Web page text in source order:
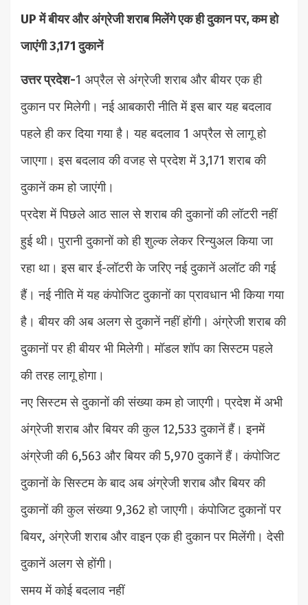
UP में बीयर और अंग्रेजी शराब मिलेंगे एक ही दुकान पर, कम हो
जाएंगी 3,171 दुकानें
उत्तर प्रदेश-1 अप्रैल से अंग्रेजी शराब और बीयर एक ही
दुकान पर मिलेगी। नई आबकारी नीति में इस बार यह बदलाव
पहले ही कर दिया गया है। यह बदलाव 1 अप्रैल से लागू हो
जाएगा। इस बदलाव की वजह से प्रदेश में 3,171 शराब की
दुकानें कम हो जाएंगी।
प्रदेश में पिछले आठ साल से शराब की दुकानों की लॉटरी नहीं
हुई थी। पुरानी दुकानों को ही शुल्क लेकर रिन्युअल किया जा
रहा था। इस बार ई-लॉटरी के जरिए नई दुकानें अलॉट की गई
हैं। नई नीति में यह कंपोजिट दुकानों का प्रावधान भी किया गया
है। बीयर की अब अलग से दुकानें नहीं होंगी। अंग्रेजी शराब की
दुकानों पर ही बीयर भी मिलेगी। मॉडल शॉप का सिस्टम पहले
की तरह लागू होगा।
नए सिस्टम से दुकानों की संख्या कम हो जाएगी। प्रदेश में अभी
अंग्रेजी शराब और बियर की कुल 12,533 दुकानें हैं। इनमें
अंग्रेजी की 6,563 और बियर की 5,970 दुकानें हैं। कंपोजिट
दुकानों के सिस्टम के बाद अब अंग्रेजी शराब और बियर की
दुकानों की कुल संख्या 9,362 हो जाएगी। कंपोजिट दुकानों पर
बियर, अंग्रेजी शराब और वाइन एक ही दुकान पर मिलेंगी। देसी
दुकानें अलग से होंगी।
समय में कोई बदलाव नहीं